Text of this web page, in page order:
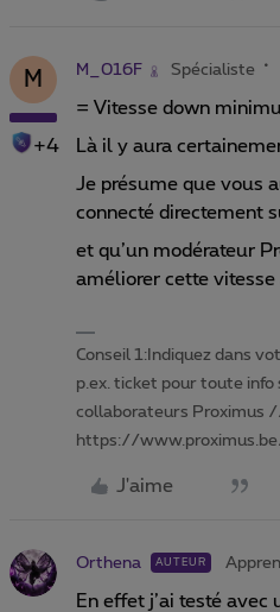
M
+4
M_016F Spécialiste
= Vitesse down
Là il y aura
Je présume que vous
connecté directement
et qu’un modérateur
améliorer cette
Conseil 1:Indiquez dans
p.ex. ticket pour toute
collaborateurs Proximus
https://
J'aime
Orthena AUTEUR
En effet j’ai testé avec